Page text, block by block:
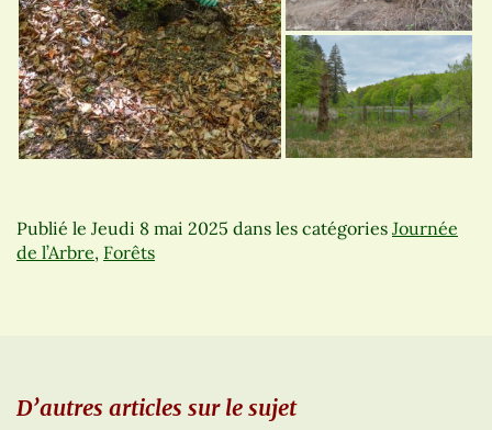
Publié le Jeudi 8 mai 2025 dans les catégories Journée
de l’Arbre, Forêts
D’autres articles sur le sujet